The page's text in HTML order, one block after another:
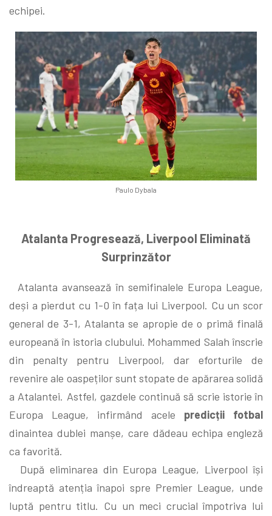
echipei.
Paulo Dybala
Atalanta Progresează, Liverpool Eliminată
Surprinzător
Atalanta avansează în semifinalele Europa League,
deși a pierdut cu 1-0 în fața lui Liverpool. Cu un scor
general de 3-1, Atalanta se apropie de o primă finală
europeană în istoria clubului. Mohammed Salah înscrie
din penalty pentru Liverpool, dar eforturile de
revenire ale oaspeților sunt stopate de apărarea solidă
a Atalantei. Astfel, gazdele continuă să scrie istorie în
Europa League, infirmând acele predicții fotbal
dinaintea dublei manșe, care dădeau echipa engleză
ca favorită.
După eliminarea din Europa League, Liverpool își
îndreaptă atenția înapoi spre Premier League, unde
luptă pentru titlu. Cu un meci crucial împotriva lui